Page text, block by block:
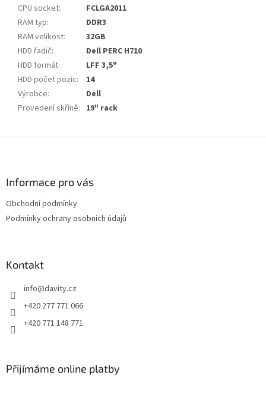
CPU socket:
FCLGA2011
RAM typ:
DDR3
RAM velikost:
32GB
HDD řadič:
Dell PERC H710
HDD formát:
LFF 3,5"
HDD počet pozic:
14
Výrobce:
Dell
Provedení skříně: 19" rack
Informace pro vás
Obchodní podmínky
Podmínky ochrany osobních údajů
Kontakt
info@davity.cz
+420 277 771 066
+420 771 148 771
Přijímáme online platby